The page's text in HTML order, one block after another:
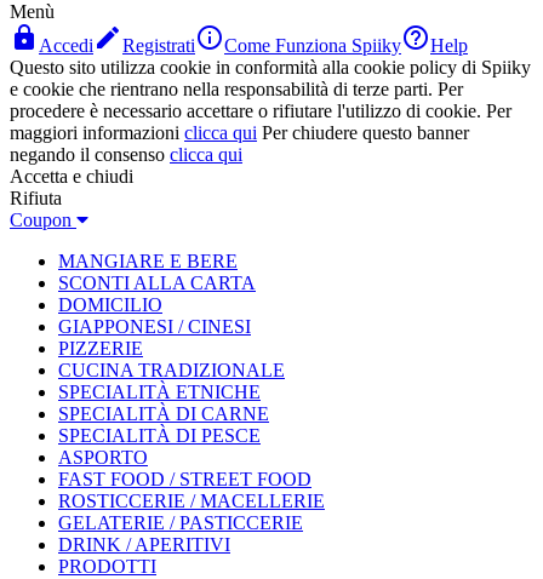
Menù
 AccediRegistratiCome Funziona SpiikyHelp
Questo sito utilizza cookie in conformità alla cookie policy di Spiiky
e cookie che rientrano nella responsabilità di terze parti. Per
procedere è necessario accettare o rifiutare l'utilizzo di cookie. Per
maggiori informazioni clicca qui Per chiudere questo banner
negando il consenso clicca qui
Accetta e chiudi
Rifiuta
Coupon
MANGIARE E BERE
SCONTI ALLA CARTA
DOMICILIO
GIAPPONESI / CINESI
PIZZERIE
CUCINA TRADIZIONALE
SPECIALITÀ ETNICHE
SPECIALITÀ DI CARNE
SPECIALITÀ DI PESCE
ASPORTO
FAST FOOD / STREET FOOD
ROSTICCERIE / MACELLERIE
GELATERIE / PASTICCERIE
DRINK / APERITIVI
PRODOTTI